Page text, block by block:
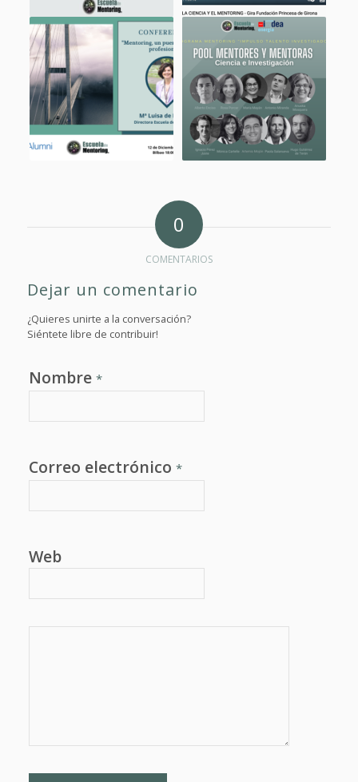
0
COMENTARIOS
Dejar un comentario
¿Quieres unirte a la conversación?
Siéntete libre de contribuir!
Nombre *
Correo electrónico *
Web